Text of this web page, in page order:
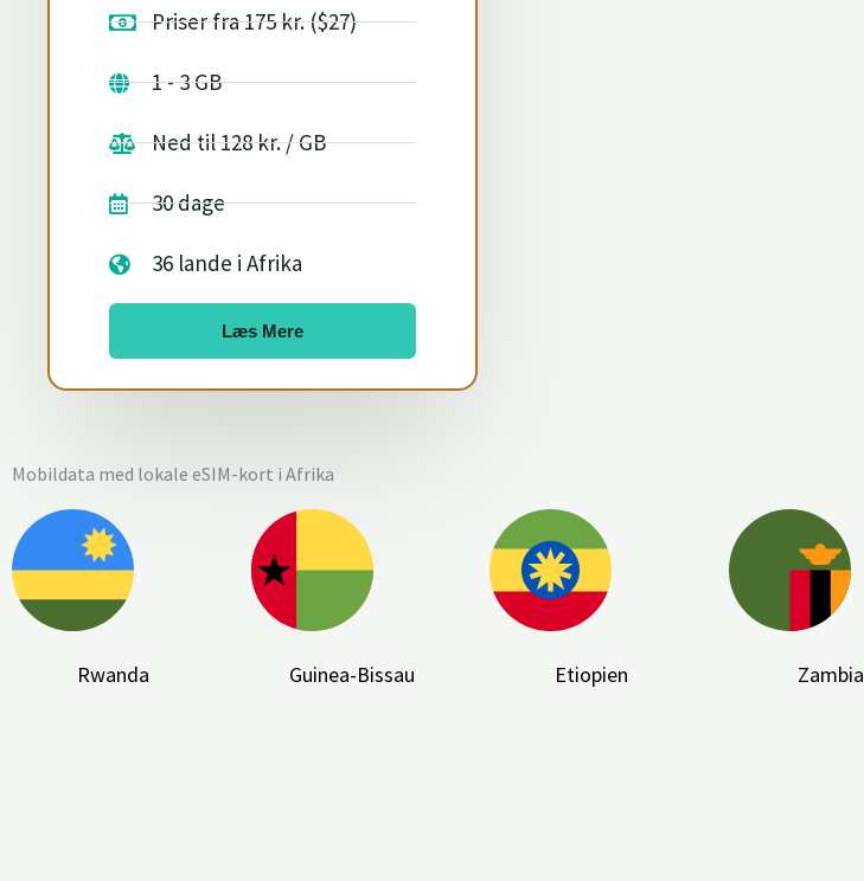
Priser fra 175 kr. ($27)
1 - 3 GB
Ned til 128 kr. / GB
30 dage
36 lande i Afrika
Læs Mere
Mobildata med lokale eSIM-kort i Afrika
Rwanda Guinea-Bissau Etiopien Zambia